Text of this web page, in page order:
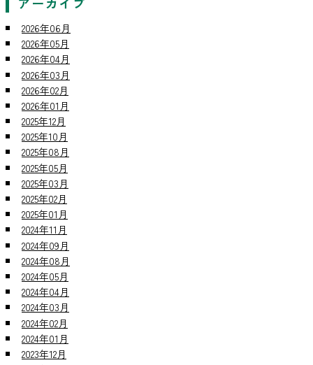
2026年06月
2026年05月
2026年04月
2026年03月
2026年02月
2026年01月
2025年12月
2025年10月
2025年08月
2025年05月
2025年03月
2025年02月
2025年01月
2024年11月
2024年09月
2024年08月
2024年05月
2024年04月
2024年03月
2024年02月
2024年01月
2023年12月